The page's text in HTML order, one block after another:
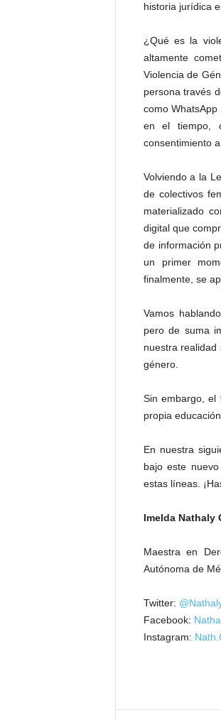
historia jurídica
¿Qué es la
altamente
Violencia de
persona través
como
en el tiempo,
consentimiento
Volviendo a la
de colectivos
materializado
digital que
de información
un primer
finalmente, se
Vamos
pero de suma
nuestra
género.
Sin embargo, el
propia
En nuestra
bajo este
estas líneas.
Imelda Nathaly
Maestra en
Autónoma de
Twitter:
Facebook:
Instagram: